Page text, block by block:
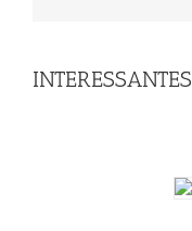
INTERESSANTES